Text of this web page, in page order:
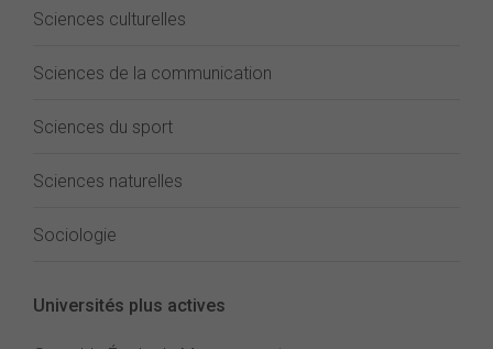
Sciences culturelles
Sciences de la communication
Sciences du sport
Sciences naturelles
Sociologie
Universités plus actives